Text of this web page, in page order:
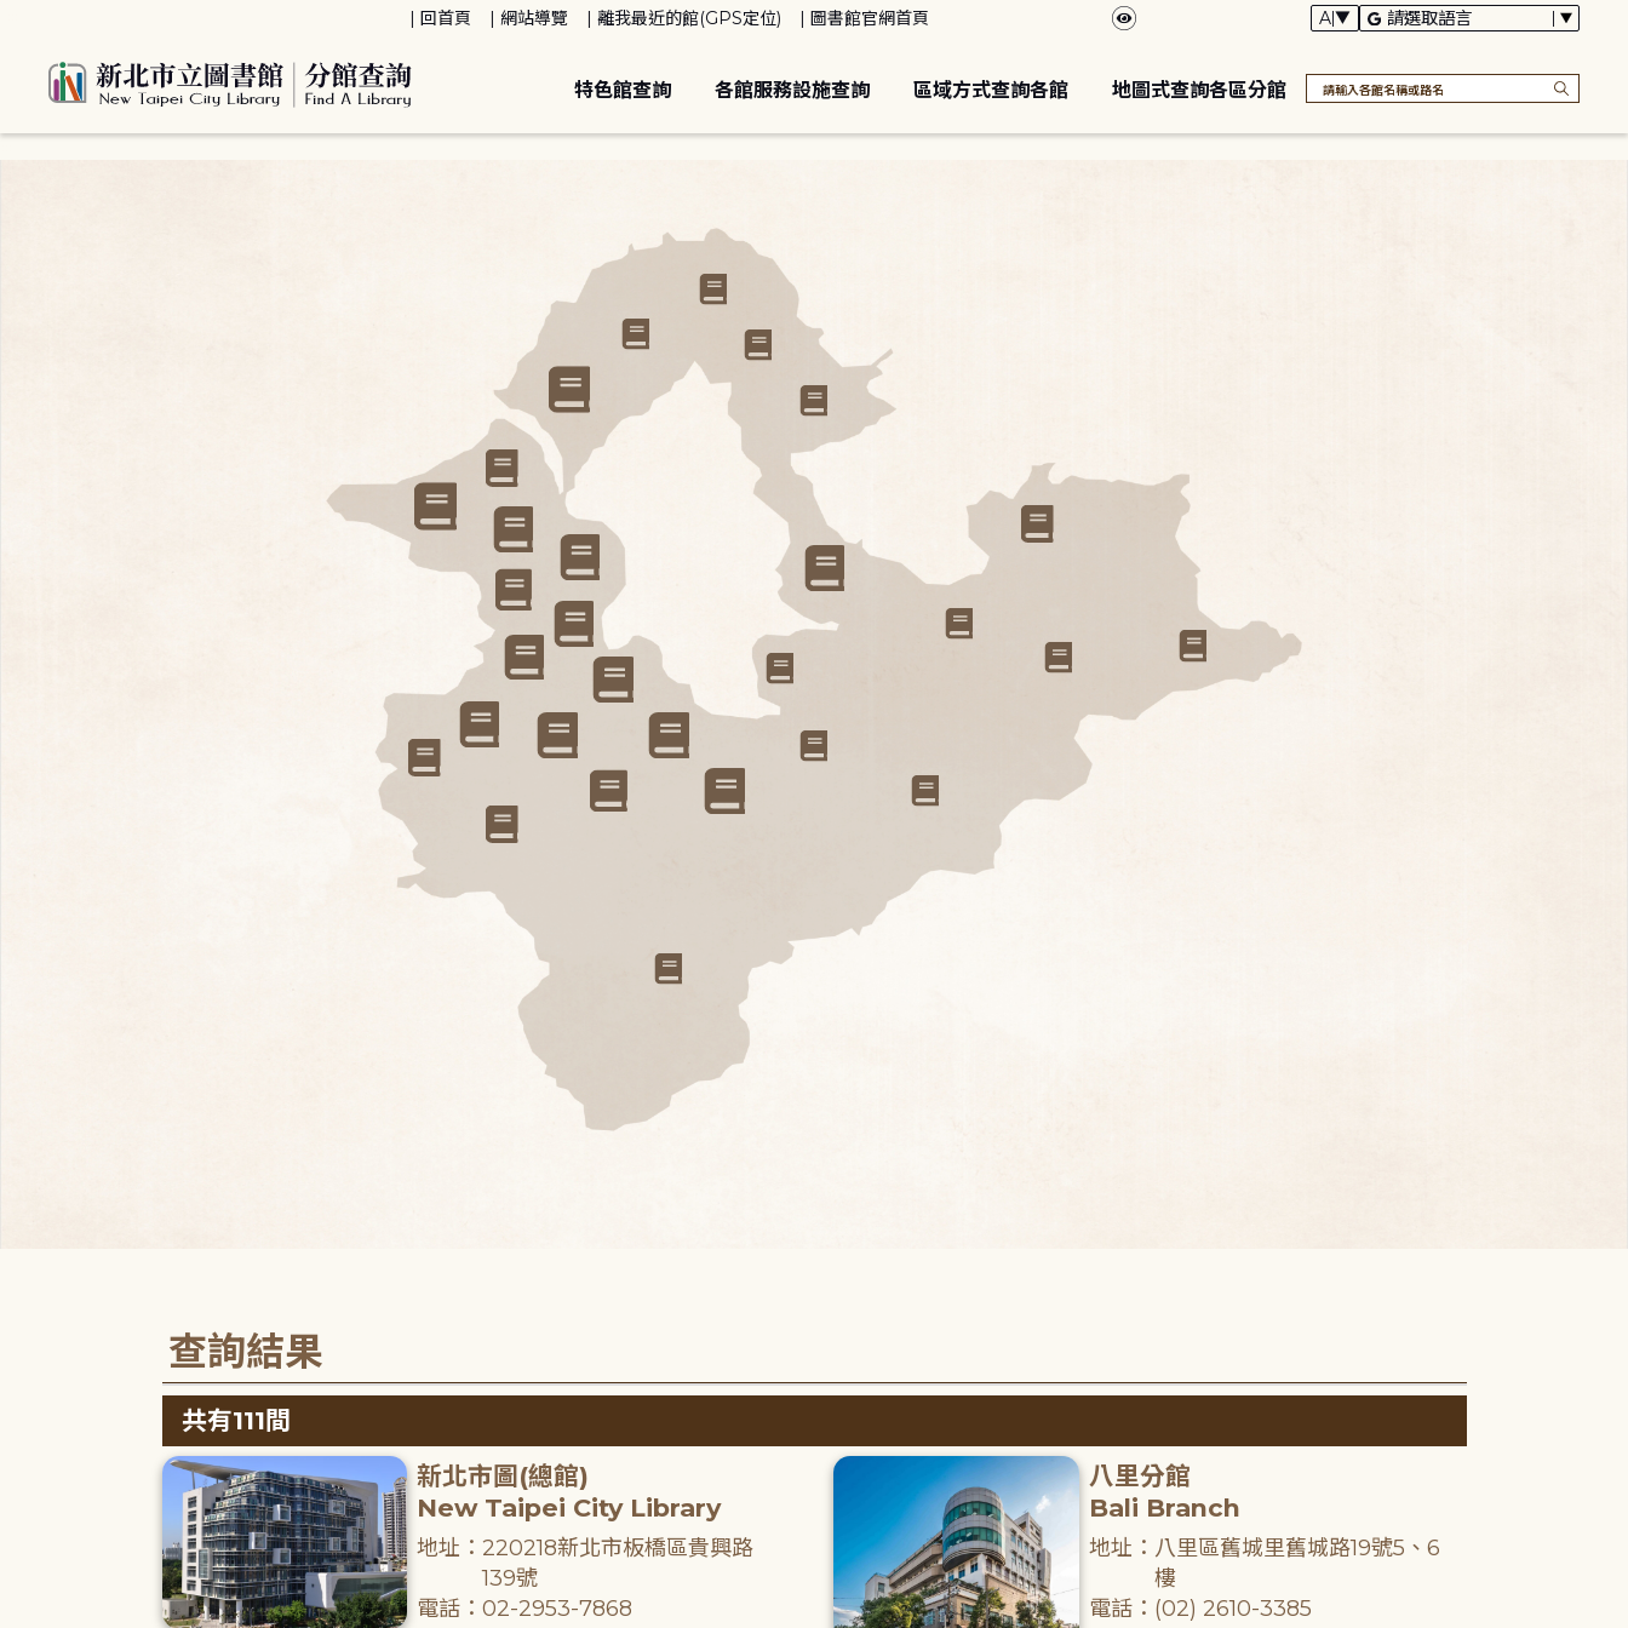
回首頁 網站導覽 離我最近的館(GPS定位) 圖書館官網首頁
特色館查詢 各館服務設施查詢 區域方式查詢各館 地圖式查詢各區分館
查詢結果
共有111間
新北市圖(總館)
New Taipei City Library
地址：220218新北市板橋區貴興路
139號
電話：02-2953-7868
八里分館
Bali Branch
地址：八里區舊城里舊城路19號5、6
樓
電話：(02) 2610-3385